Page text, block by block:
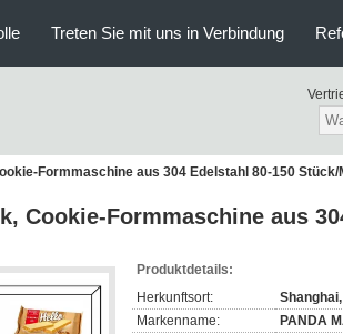
Treten Sie mit uns in Verbindung
Formmaschine aus 304 Edelstahl 80-150 Stück/
Cookie-Formmaschine aus
Produktdetails:
Herkunftsort:
Markenname:
PANDA